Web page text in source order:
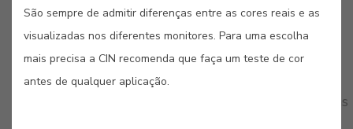
CORES RELACIONADAS
Desde os turquesas exóticos aos verdes mais
intensos, esta paleta transporta-nos para paisagens
São sempre de admitir diferenças entre as cores reais e as
visualizadas nos diferentes monitores. Para uma escolha
mais precisa a CIN recomenda que faça um teste de cor
antes de qualquer aplicação.